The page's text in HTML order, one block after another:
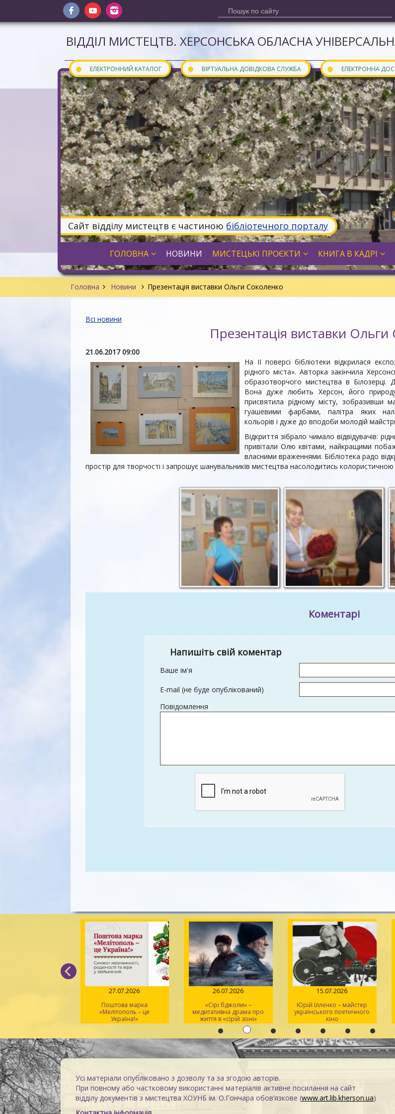
ВІДДІЛ МИСТЕЦТВ. ХЕРСОНСЬКА ОБЛАСНА
● ЕЛЕКТРОННИЙ КАТАЛОГ ● ВІРТУАЛЬНА ДОВІДКОВА СЛУЖБА ● ЕЛЕКТРОННА
Сайт відділу мистецтв є частиною бібліотечного порталу
ГОЛОВНА НОВИНИ МИСТЕЦЬКІ ПРОЄКТИ КНИГА В КАДРІ
Головна Новини Презентація виставки Ольги Соколенко
Всі новини
Презентація виставки Ольги
21.06.2017 09:00
На ІІ поверсі бібліотеки відкрилася
рідного міста». Авторка закінчила
образотворчого мистецтва в Білозерці.
Вона дуже любить Херсон, його
присвятила рідному місту, зобразивши
гуашевими фарбами, палітра яких
кольорів і дуже до вподоби молодій
Відкриття зібрало чимало відвідувачів:
привітали Олю квітами, найкращими
власними враженнями. Бібліотека радо
простір для творчості і запрошує шанувальників мистецтва насолодитись
Коментарі
Напишіть свій коментар
Ваше ім'я
E-mail (не буде опублікований)
Повідомлення
27.07.2026
Поштова марка
«Мелітополь – це
Україна!»
26.07.2026
«Сірі бджоли» –
медитативна драма про
життя в «сірій зоні»
15.07.2026
Юрій Іллєнко – майстер
українського поетичного
кіно
Усі матеріали опубліковано з дозволу та за згодою авторів.
При повному або частковому використанні матеріалів активне посилання на сайт
відділу документів з мистецтва ХОУНБ ім. О.Гончара обов’язкове (www.art.lib.kherson.ua)